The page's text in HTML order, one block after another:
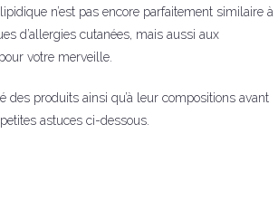
n’est pas encore parfaitement similaire à
d’allergies cutanées, mais aussi aux
votre merveille.
produits ainsi qu’à leur compositions avant
astuces ci-dessous.